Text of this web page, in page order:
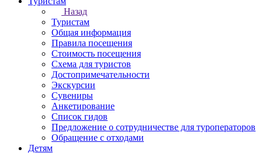
Назад
Туристам
Общая информация
Правила посещения
Стоимость посещения
Схема для туристов
Достопримечательности
Экскурсии
Сувениры
Анкетирование
Список гидов
Предложение о сотрудничестве для туроператоров
Обращение с отходами
Детям